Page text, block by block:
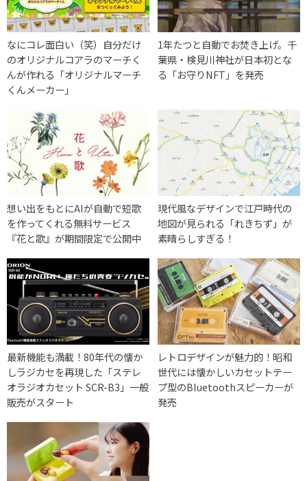
なにコレ面白い（笑）自分だけ
のオリジナルコアラのマーチく
んが作れる「オリジナルマーチ
くんメーカー」
1年たつと自動でお焚き上げ。千
葉県・検見川神社が日本初とな
る「お守りNFT」を発売
想い出をもとにAIが自動で短歌
を作ってくれる無料サービス
『花と歌』が期間限定で公開中
現代風なデザインで江戸時代の
地図が見られる「れきちず」が
素晴らしすぎる！
最新機能も満載！80年代の懐か
しラジカセを再現した「ステレ
オラジオカセット SCR-B3」一般
販売がスタート
レトロデザインが魅力的！昭和
世代には懐かしいカセットテー
プ型のBluetoothスピーカーが
発売